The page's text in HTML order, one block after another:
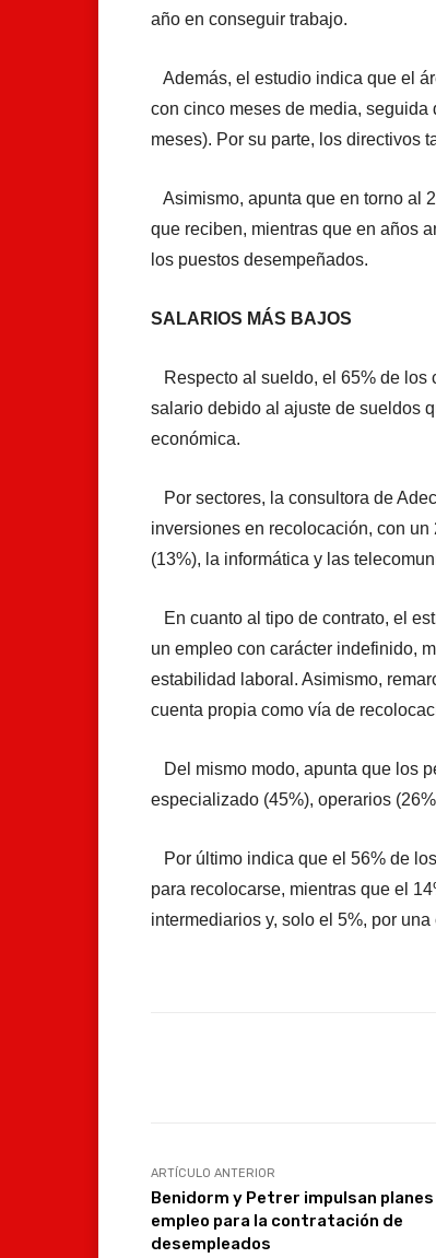
año en conseguir trabajo.
Además, el estudio indica que el
con cinco meses de media,
meses). Por su parte, los directivos
Asimismo, apunta que en torno al
que reciben, mientras que en años
los puestos desempeñados.
SALARIOS MÁS BAJOS
Respecto al sueldo, el 65% de los
salario debido al ajuste de sueldos
económica.
Por sectores, la consultora de
inversiones en recolocación, con
(13%), la informática y las
En cuanto al tipo de contrato, el
un empleo con carácter indefinido,
estabilidad laboral. Asimismo,
cuenta propia como vía de
Del mismo modo, apunta que los
especializado (45%), operarios
Por último indica que el 56% de
para recolocarse, mientras que el
intermediarios y, solo el 5%, por
ARTÍCULO ANTERIOR
Benidorm y Petrer impulsan planes
empleo para la contratación de
desempleados